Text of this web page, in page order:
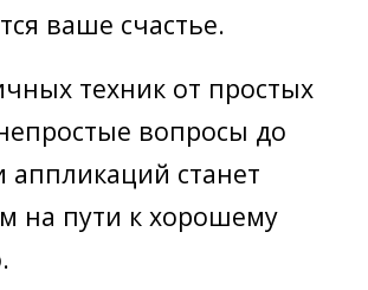
ваше счастье.
техник от простых
вопросы до
аппликаций станет
на пути к хорошему